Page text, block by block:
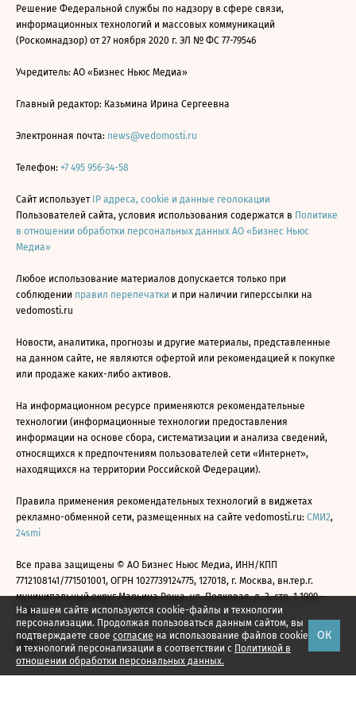
На нашем сайте используются cookie-файлы и технологии
персонализации. Продолжая пользоваться данным сайтом, вы
подтверждаете свое согласие на использование файлов cookie
и технологий персонализации в соответствии с Политикой в
отношении обработки персональных данных.
ОК
Решение Федеральной службы по надзору в сфере связи,
информационных технологий и массовых коммуникаций
(Роскомнадзор) от 27 ноября 2020 г. ЭЛ № ФС 77-79546
Учредитель: АО «Бизнес Ньюс Медиа»
Главный редактор: Казьмина Ирина Сергеевна
Электронная почта: news@vedomosti.ru
Телефон: +7 495 956-34-58
Сайт использует IP адреса, cookie и данные геолокации
Пользователей сайта, условия использования содержатся в Политике
в отношении обработки персональных данных АО «Бизнес Ньюс
Медиа»
Любое использование материалов допускается только при
соблюдении правил перепечатки и при наличии гиперссылки на
vedomosti.ru
Новости, аналитика, прогнозы и другие материалы, представленные
на данном сайте, не являются офертой или рекомендацией к покупке
или продаже каких-либо активов.
На информационном ресурсе применяются рекомендательные
технологии (информационные технологии предоставления
информации на основе сбора, систематизации и анализа сведений,
относящихся к предпочтениям пользователей сети «Интернет»,
находящихся на территории Российской Федерации).
Правила применения рекомендательных технологий в виджетах
рекламно-обменной сети, размещенных на сайте vedomosti.ru: СМИ2,
24smi
Все права защищены © АО Бизнес Ньюс Медиа, ИНН/КПП
7712108141/771501001, ОГРН 1027739124775, 127018, г. Москва, вн.тер.г.
муниципальный округ Марьина Роща, ул. Полковая, д. 3, стр. 1 1999—
2026